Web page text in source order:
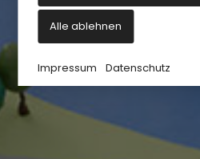
Alle ablehnen
Impressum Datenschutz